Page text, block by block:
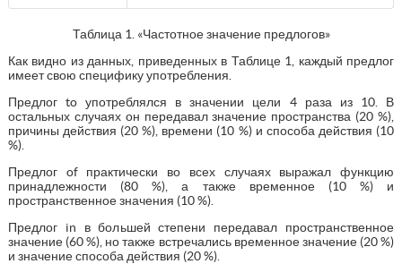
Таблица 1. «Частотное значение предлогов»
Как видно из данных, приведенных в Таблице 1, каждый предлог
имеет свою специфику употребления.
Предлог to употреблялся в значении цели 4 раза из 10. В
остальных случаях он передавал значение пространства (20 %),
причины действия (20 %), времени (10 %) и способа действия (10
%).
Предлог of практически во всех случаях выражал функцию
принадлежности (80 %), а также временное (10 %) и
пространственное значения (10 %).
Предлог in в большей степени передавал пространственное
значение (60 %), но также встречались временное значение (20 %)
и значение способа действия (20 %).